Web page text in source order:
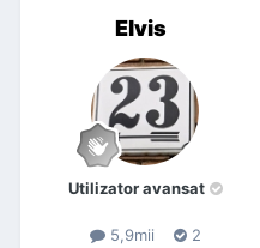
Elvis
Utilizator avansat
5,9mii 2